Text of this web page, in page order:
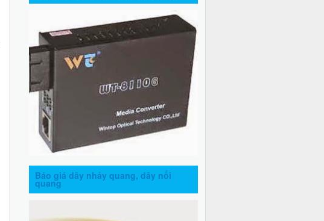
Báo giá dây nhảy quang, dây nối
quang